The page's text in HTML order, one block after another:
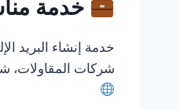
خدمة
خدمة إنشاء البريد
شركات المقاولات،